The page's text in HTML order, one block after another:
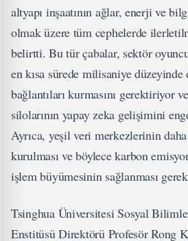
altyapı inşaatının ağlar, enerji ve
olmak üzere tüm cephelerde
belirtti. Bu tür çabalar, sektör
en kısa sürede milisaniye
bağlantıları kurmasını gerektiriyor
silolarının yapay zeka gelişimini
Ayrıca, yeşil veri merkezlerinin
kurulması ve böylece karbon
işlem büyümesinin sağlanması
Tsinghua Üniversitesi Sosyal
Enstitüsü Direktörü Profesör Rong